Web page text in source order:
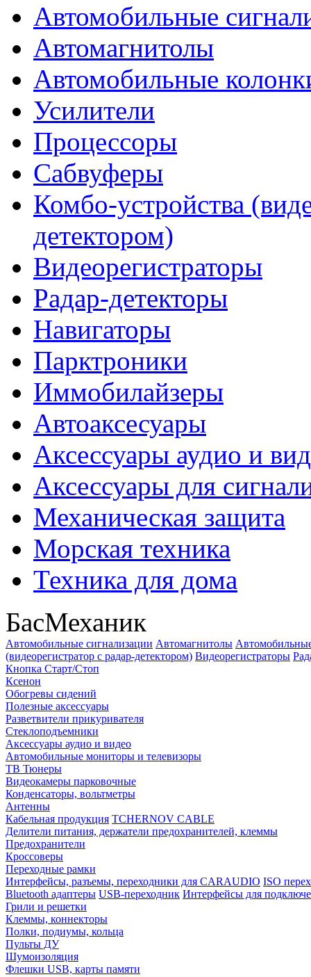
Автомобильные
Автомагнитолы
Автомобильные
Усилители
Процессоры
Сабвуферы
Комбо-устройства
детектором)
Видеорегистраторы
Радар-детекторы
Навигаторы
Парктроники
Иммобилайзеры
Автоаксесуары
Аксессуары аудио и
Аксессуары для
Механическая защита
Морская техника
Техника для дома
БасМеханик
Автомобильные сигнализации Автомагнитолы
(видеорегистратор с радар-детектором) Видеорегистраторы
Кнопка Старт/Стоп
Ксенон
Обогревы сидений
Полезные аксессуары
Разветвители прикуривателя
Стеклоподъемники
Аксессуары аудио и видео
Автомобильные мониторы и телевизоры
ТВ Тюнеры
Видеокамеры парковочные
Конденсаторы, вольтметры
Антенны
Кабельная продукция TCHERNOV CABLE
Делители питания, держатели предохранителей, клеммы
Предохранители
Кроссоверы
Переходные рамки
Интерфейсы, разъемы, переходники для CARAUDIO ISO
Bluetooth адаптеры USB-переходник Интерфейсы для
Грили и решетки
Клеммы, коннекторы
Полки, подиумы, кольца
Пульты ДУ
Шумоизоляция
Флешки USB, карты памяти